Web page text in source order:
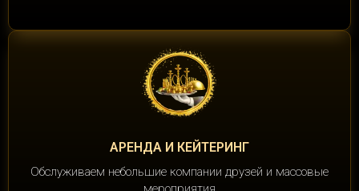
АРЕНДА И КЕЙТЕРИНГ
Обслуживаем небольшие компании друзей и массовые